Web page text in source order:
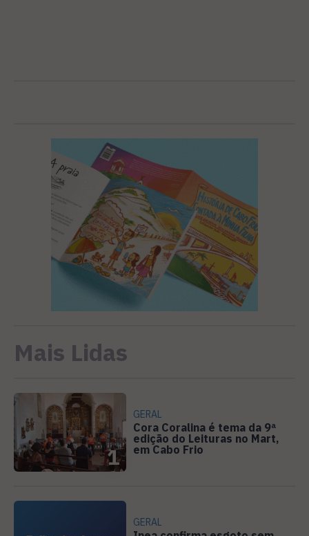
Mais Lidas
1
GERAL
Cora Coralina é tema da 9ª
edição do Leituras no Mart,
em Cabo Frio
GERAL